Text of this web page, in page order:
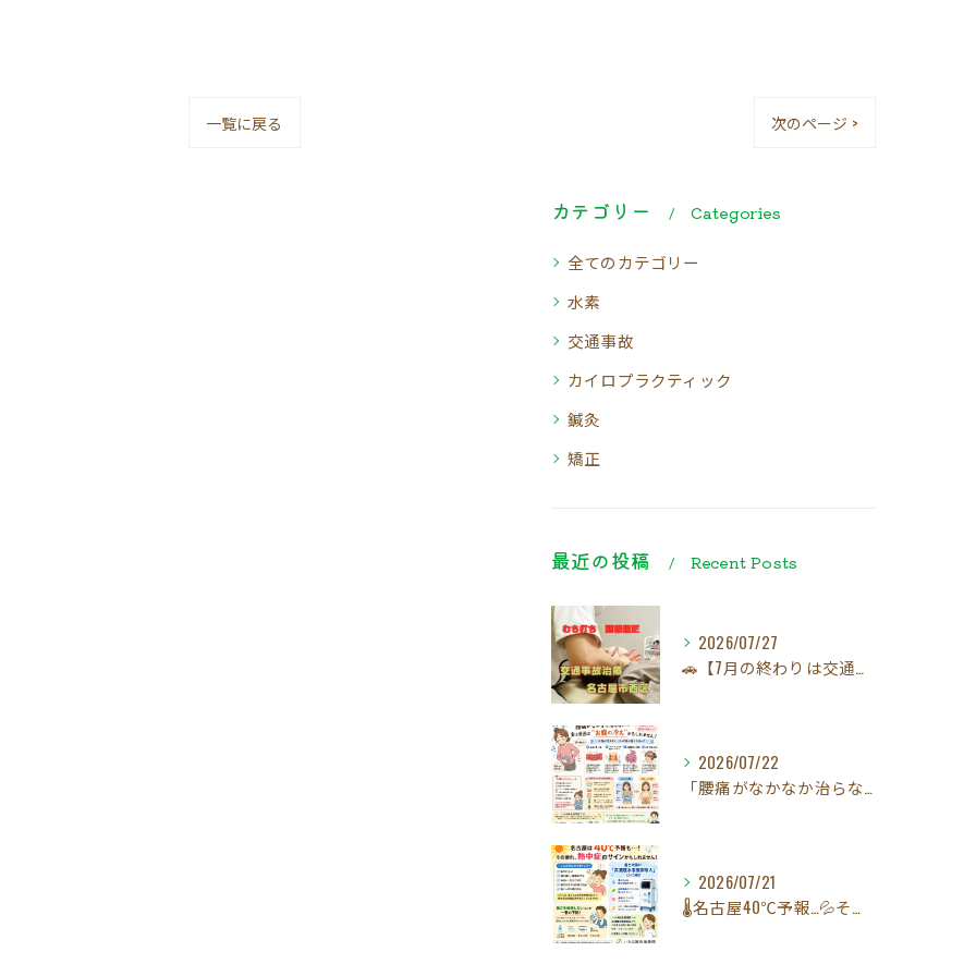
一覧に戻る 次のページ >
カテゴリー Categories
全てのカテゴリー
水素
交通事故
カイロプラクティック
鍼灸
矯正
最近の投稿 Recent Posts
2026/07/27
🚗【7月の終わりは交通事故にご注意ください！】☀️
2026/07/22
「腰痛がなかなか治らない…」実は原因は"お腹の冷え"かもしれ...
2026/07/21
🌡️名古屋40℃予報…💦その疲れ、熱中症のサインかもしれませ...